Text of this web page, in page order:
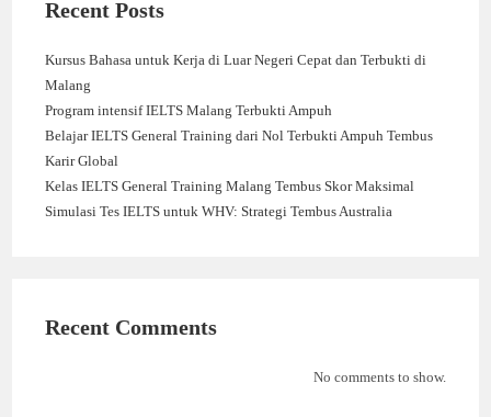
Recent Posts
Kursus Bahasa untuk Kerja di Luar Negeri Cepat dan Terbukti di
Malang
Program intensif IELTS Malang Terbukti Ampuh
Belajar IELTS General Training dari Nol Terbukti Ampuh Tembus
Karir Global
Kelas IELTS General Training Malang Tembus Skor Maksimal
Simulasi Tes IELTS untuk WHV: Strategi Tembus Australia
Recent Comments
No comments to show.